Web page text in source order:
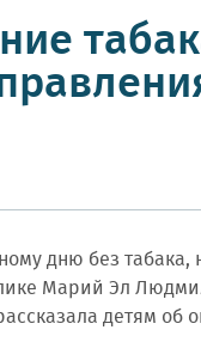
дню без табака,
Марий Эл
детям об